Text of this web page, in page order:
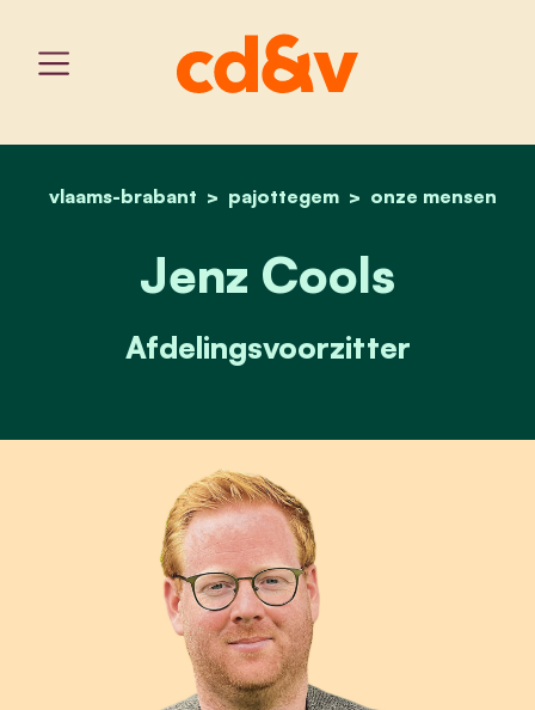
home
vlaams-brabant pajottegem onze mensen
jenz cools
Jenz Cools
Afdelingsvoorzitter